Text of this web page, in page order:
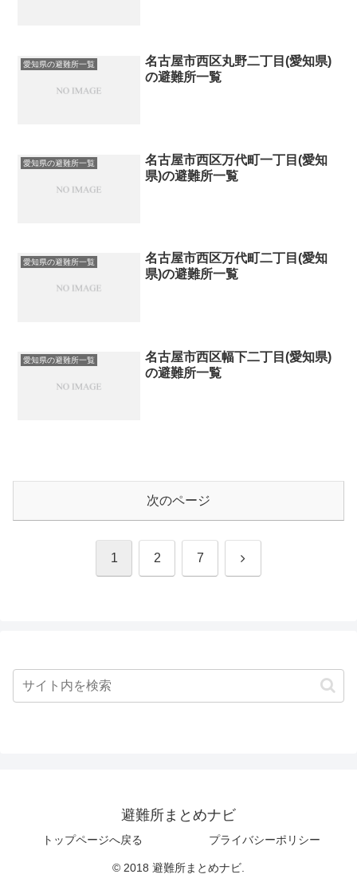
愛知県の避難所一覧
名古屋市西区丸野二丁目(愛知県)
の避難所一覧
愛知県の避難所一覧
名古屋市西区万代町一丁目(愛知
県)の避難所一覧
愛知県の避難所一覧
名古屋市西区万代町二丁目(愛知
県)の避難所一覧
愛知県の避難所一覧
名古屋市西区幅下二丁目(愛知県)
の避難所一覧
次のページ
1 2 7 次
避難所まとめナビ
トップページへ戻る プライバシーポリシー
© 2018 避難所まとめナビ.